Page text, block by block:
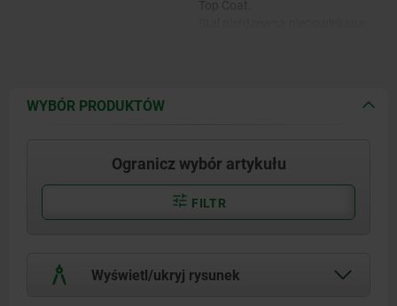
WYBÓR PRODUKTÓW
Ogranicz wybór artykułu
FILTR
Wyświetl/ukryj rysunek